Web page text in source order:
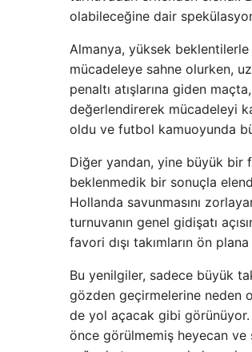
olabileceğine dair
Almanya, yüksek beklentilerle
mücadeleye sahne olurken,
penaltı atışlarına giden
değerlendirerek mücadeleyi
oldu ve futbol kamuoyunda
Diğer yandan, yine büyük bir
beklenmedik bir sonuçla
Hollanda savunmasını
turnuvanın genel gidişatı
favori dışı takımların ön
Bu yenilgiler, sadece büyük
gözden geçirmelerine neden
de yol açacak gibi görünüyor.
önce görülmemiş heyecan